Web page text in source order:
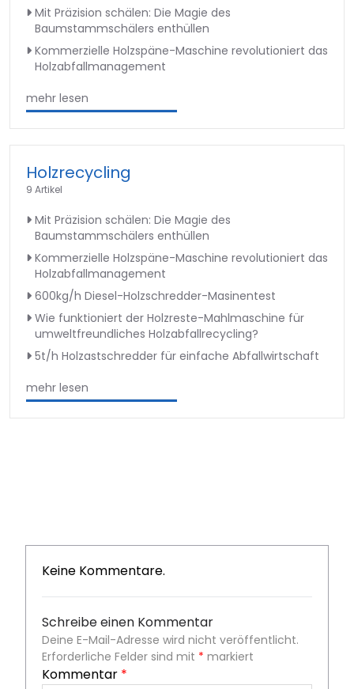
Mit Präzision schälen: Die Magie des
Baumstammschälers enthüllen
Kommerzielle Holzspäne-Maschine revolutioniert das
Holzabfallmanagement
mehr lesen
Holzrecycling
9 Artikel
Mit Präzision schälen: Die Magie des
Baumstammschälers enthüllen
Kommerzielle Holzspäne-Maschine revolutioniert das
Holzabfallmanagement
600kg/h Diesel-Holzschredder-Masinentest
Wie funktioniert der Holzreste-Mahlmaschine für
umweltfreundliches Holzabfallrecycling?
5t/h Holzastschredder für einfache Abfallwirtschaft
mehr lesen
Keine Kommentare.
Schreibe einen Kommentar
Deine E-Mail-Adresse wird nicht veröffentlicht.
Erforderliche Felder sind mit * markiert
Kommentar *